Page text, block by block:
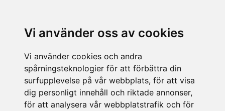
Vi använder oss av cookies
Vi använder cookies och andra
spårningsteknologier för att förbättra din
surfupplevelse på vår webbplats, för att visa
dig personligt innehåll och riktade annonser,
för att analysera vår webbplatstrafik och för